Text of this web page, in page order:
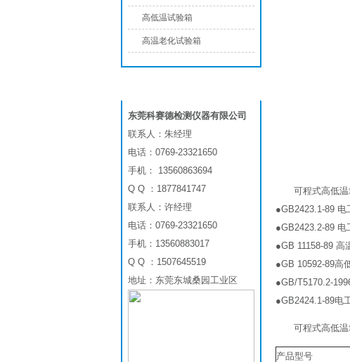
可程式高低温
●GB2423.1-89
●GB2423.2-89
●GB 11158-89 高
●GB 10592-89高
●GB/T5170.2-
●GB2424.1-89电
可程式高低温
产品型号
高低温试验箱
高温老化试验箱
东莞科赛德检测仪器有限公司
联系人：朱经理
电话：0769-23321650
手机： 13560863694
Q Q ：1877841747
联系人：许经理
电话：0769-23321650
手机：13560883017
Q Q ：1507645519
地址：东莞东城桑园工业区